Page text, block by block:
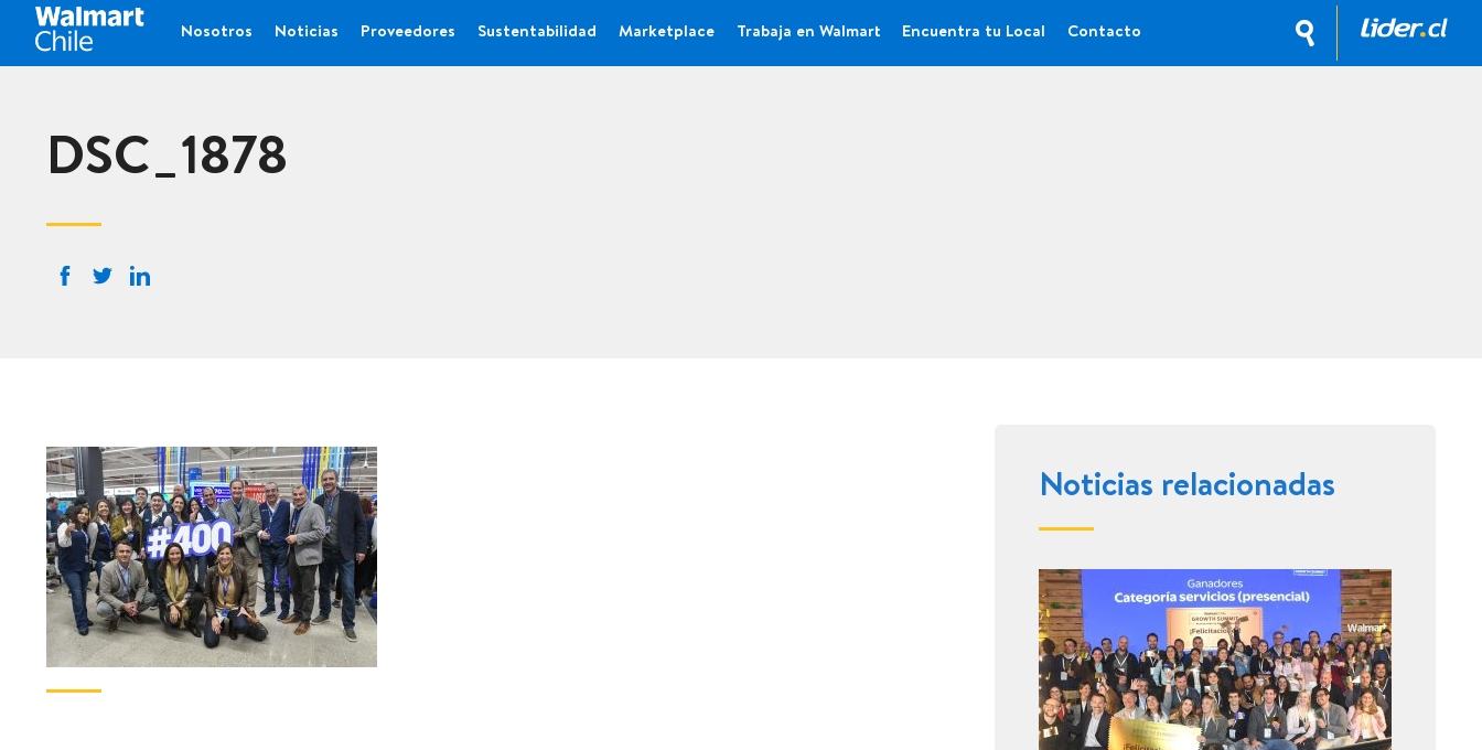
Nosotros Noticias Proveedores Sustentabilidad Marketplace Trabaja en Walmart Encuentra tu Local Contacto
DSC_1878
Noticias relacionadas